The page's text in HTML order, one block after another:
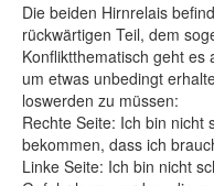
Die beiden Hirnrelais
rückwärtigen Teil, dem
Konfliktthematisch geht es
um etwas unbedingt
loswerden zu müssen:
Rechte Seite: Ich bin nicht
bekommen, dass ich
Linke Seite: Ich bin nicht